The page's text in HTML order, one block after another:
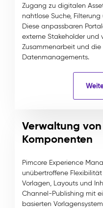
Zugang zu digitalen
nahtlose Suche,
Diese anpassbaren
externe Stakeholder und
Zusammenarbeit und die
Datenmanagements.
Verwaltung
Komponenten
Pimcore Experience
unübertroffene
Vorlagen, Layouts und
Channel-Publishing mit
basierten